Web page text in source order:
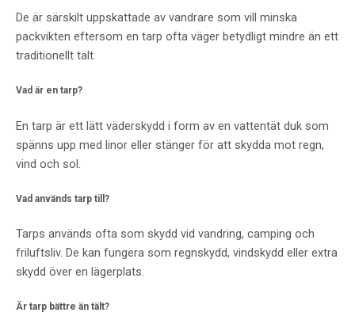
De är särskilt uppskattade av vandrare som vill minska
packvikten eftersom en tarp ofta väger betydligt mindre än ett
traditionellt tält.
Vad är en tarp?
En tarp är ett lätt väderskydd i form av en vattentät duk som
spänns upp med linor eller stänger för att skydda mot regn,
vind och sol.
Vad används tarp till?
Tarps används ofta som skydd vid vandring, camping och
friluftsliv. De kan fungera som regnskydd, vindskydd eller extra
skydd över en lägerplats.
Är tarp bättre än tält?